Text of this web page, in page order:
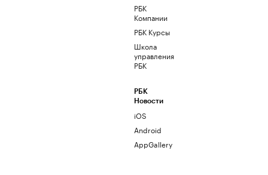
РБК
Компании
РБК Курсы
Школа
управления
РБК
РБК
Новости
iOS
Android
AppGallery